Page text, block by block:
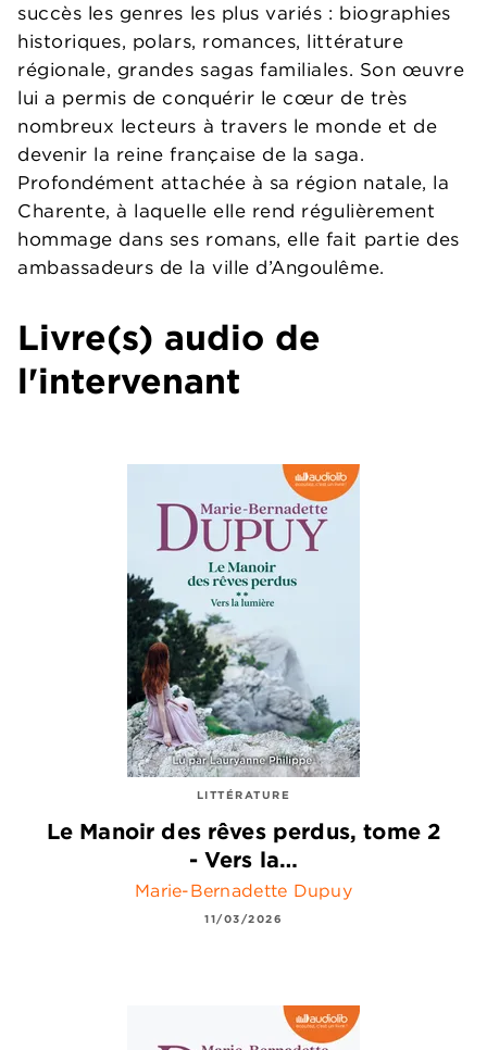
succès les genres les plus variés : biographies
historiques, polars, romances, littérature
régionale, grandes sagas familiales. Son œuvre
lui a permis de conquérir le cœur de très
nombreux lecteurs à travers le monde et de
devenir la reine française de la saga.
Profondément attachée à sa région natale, la
Charente, à laquelle elle rend régulièrement
hommage dans ses romans, elle fait partie des
ambassadeurs de la ville d’Angoulême.
Livre(s) audio de
l'intervenant
LITTÉRATURE
Le Manoir des rêves perdus, tome 2
- Vers la…
Marie-Bernadette Dupuy
11/03/2026